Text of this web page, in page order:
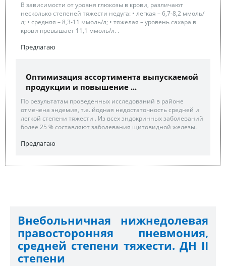
В зависимости от уровня глюкозы в крови, различают
несколько степеней тяжести недуга: • легкая – 6,7-8,2 ммоль/
л; • средняя – 8,3-11 ммоль/л; • тяжелая – уровень сахара в
крови превышает 11,1 ммоль/л. .
Предлагаю
Оптимизация ассортимента выпускаемой
продукции и повышение ...
По результатам проведенных исследований в районе
отмечена эндемия, т.е. йодная недостаточность средней и
легкой степени тяжести . Из всех эндокринных заболеваний
более 25 % составляют заболевания щитовидной железы.
Предлагаю
Внебольничная нижнедолевая
правосторонняя пневмония,
средней степени тяжести. ДН II
степени